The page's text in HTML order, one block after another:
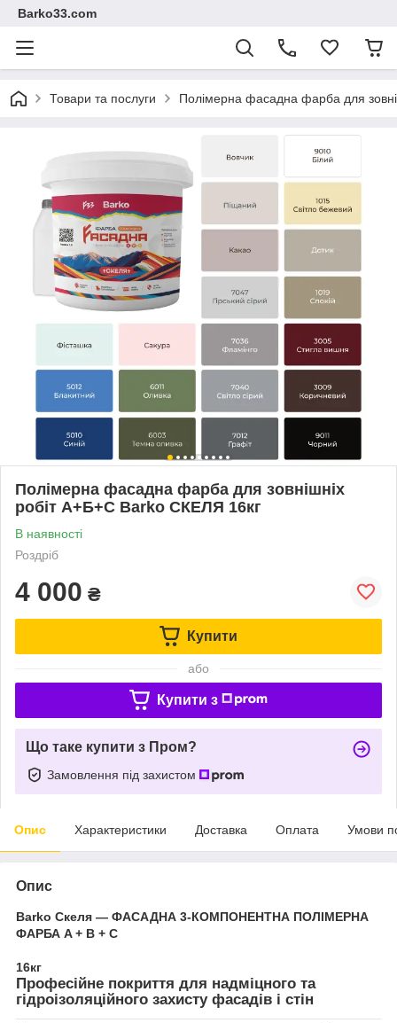
Barko33.com
Товари та послуги Полімерна фасадна фарба для
Полімерна фасадна фарба для зовнішніх
робіт А+Б+С Barko СКЕЛЯ 16кг
В наявності
Роздріб
4 000 ₴
Купити
або
Купити з
Що таке купити з Пром?
Замовлення під захистом
Опис Характеристики Доставка Оплата Умови
Опис
Barko Скеля — ФАСАДНА 3-КОМПОНЕНТНА ПОЛІМЕРНА
ФАРБА A + B + C
16кг
Професійне покриття для надміцного та
гідроізоляційного захисту фасадів і стін